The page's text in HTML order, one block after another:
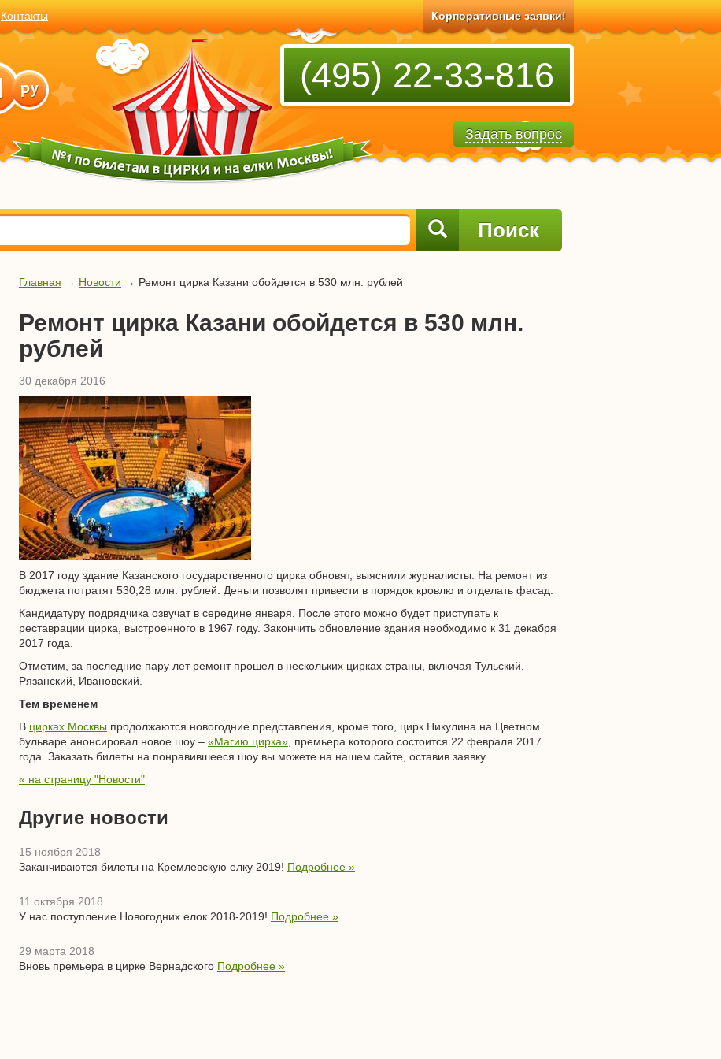
Контакты Корпоративные заявки!
(495) 22-33-816
Задать вопрос
Поиск
Главная → Новости → Ремонт цирка Казани обойдется в 530 млн. рублей
Ремонт цирка Казани обойдется в 530 млн.
рублей
30 декабря 2016
В 2017 году здание Казанского государственного цирка обновят, выяснили журналисты. На ремонт из
бюджета потратят 530,28 млн. рублей. Деньги позволят привести в порядок кровлю и отделать фасад.
Кандидатуру подрядчика озвучат в середине января. После этого можно будет приступать к
реставрации цирка, выстроенного в 1967 году. Закончить обновление здания необходимо к 31 декабря
2017 года.
Отметим, за последние пару лет ремонт прошел в нескольких цирках страны, включая Тульский,
Рязанский, Ивановский.
Тем временем
В цирках Москвы продолжаются новогодние представления, кроме того, цирк Никулина на Цветном
бульваре анонсировал новое шоу – «Магию цирка» , премьера которого состоится 22 февраля 2017
года. Заказать билеты на понравившееся шоу вы можете на нашем сайте, оставив заявку.
« на страницу "Новости"
Другие новости
15 ноября 2018
Заканчиваются билеты на Кремлевскую елку 2019! Подробнее »
11 октября 2018
У нас поступление Новогодних елок 2018-2019! Подробнее »
29 марта 2018
Вновь премьера в цирке Вернадского Подробнее »